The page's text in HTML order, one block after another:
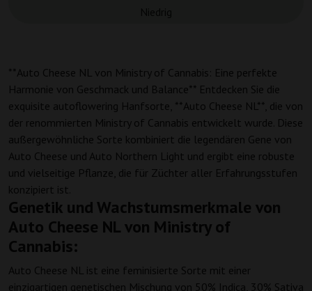
**Auto Cheese NL von Ministry of Cannabis: Eine perfekte
Harmonie von Geschmack und Balance** Entdecken Sie die
exquisite autoflowering Hanfsorte, **Auto Cheese NL**, die von
der renommierten Ministry of Cannabis entwickelt wurde. Diese
außergewöhnliche Sorte kombiniert die legendären Gene von
Auto Cheese und Auto Northern Light und ergibt eine robuste
und vielseitige Pflanze, die für Züchter aller Erfahrungsstufen
konzipiert ist.
Genetik und Wachstumsmerkmale von
Auto Cheese NL von Ministry of
Cannabis:
Auto Cheese NL ist eine feminisierte Sorte mit einer
einzigartigen genetischen Mischung von 50% Indica, 30% Sativa